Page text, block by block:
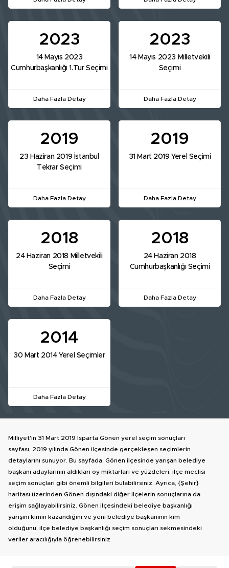
2023
14 Mayıs 2023
Cumhurbaşkanlığı 1.Tur Seçimi
Daha Fazla Detay
2023
14 Mayıs 2023 Milletvekili
Seçimi
Daha Fazla Detay
2019
23 Haziran 2019 İstanbul
Tekrar Seçimi
Daha Fazla Detay
2019
31 Mart 2019 Yerel Seçimi
Daha Fazla Detay
2018
24 Haziran 2018 Milletvekili
Seçimi
Daha Fazla Detay
2018
24 Haziran 2018
Cumhurbaşkanlığı Seçimi
Daha Fazla Detay
2014
30 Mart 2014 Yerel Seçimler
Daha Fazla Detay
Milliyet'in 31 Mart 2019 Isparta Gönen yerel seçim sonuçları
sayfası, 2019 yılında Gönen ilçesinde gerçekleşen seçimlerin
detaylarını sunuyor. Bu sayfada, Gönen ilçesinde yarışan belediye
başkanı adaylarının aldıkları oy miktarları ve yüzdeleri, ilçe meclisi
seçim sonuçları gibi önemli bilgileri bulabilirsiniz. Ayrıca, {Şehir}
haritası üzerinden Gönen dışındaki diğer ilçelerin sonuçlarına da
erişim sağlayabilirsiniz. Gönen ilçesindeki belediye başkanlığı
yarışını kimin kazandığını ve yeni belediye başkanının kim
olduğunu, ilçe belediye başkanlığı seçim sonuçları sekmesindeki
veriler aracılığıyla öğrenebilirsiniz.